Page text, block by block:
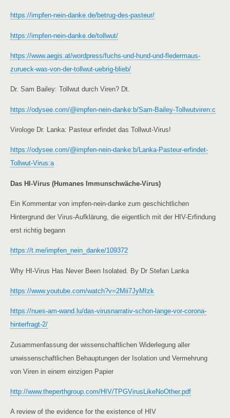
https://impfen-nein-danke.de/betrug-des-pasteur/
https://impfen-nein-danke.de/tollwut/
https://www.aegis.at/wordpress/fuchs-und-hund-und-fledermaus-
zurueck-was-von-der-tollwut-uebrig-blieb/
Dr. Sam Bailey: Tollwut durch Viren? Dt.
https://odysee.com/@impfen-nein-danke:b/Sam-Bailey-Tollwutviren:c
Virologe Dr. Lanka: Pasteur erfindet das Tollwut-Virus!
https://odysee.com/@impfen-nein-danke:b/Lanka-Pasteur-erfindet-
Tollwut-Virus:a
Das HI-Virus (Humanes Immunschwäche-Virus)
Ein Kommentar von impfen-nein-danke zum geschichtlichen
Hintergrund der Virus-Aufklärung, die eigentlich mit der HIV-Erfindung
erst richtig begann
https://t.me/impfen_nein_danke/109372
Why HI-Virus Has Never Been Isolated. By Dr Stefan Lanka
https://www.youtube.com/watch?v=2Mii7JyMIzk
https://nues-am-wand.lu/das-virusnarrativ-schon-lange-vor-corona-
hinterfragt-2/
Zusammenfassung der wissenschaftlichen Widerlegung aller
unwissenschaftlichen Behauptungen der Isolation und Vermehrung
von Viren in einem einzigen Papier
http://www.theperthgroup.com/HIV/TPGVirusLikeNoOther.pdf
A review of the evidence for the existence of HIV